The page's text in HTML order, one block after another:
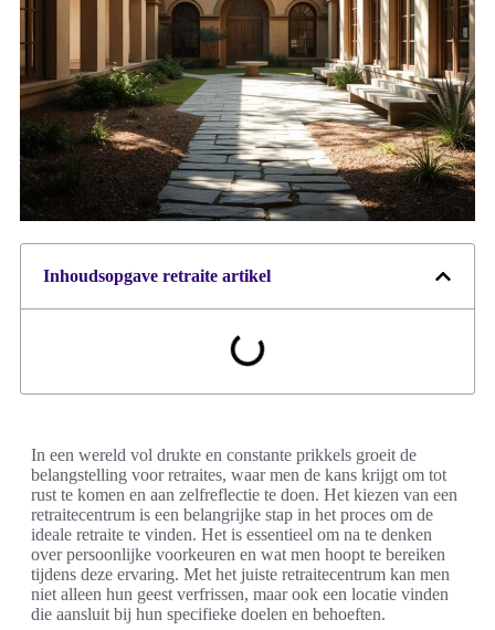
Inhoudsopgave retraite artikel
In een wereld vol drukte en constante prikkels groeit de
belangstelling voor retraites, waar men de kans krijgt om tot
rust te komen en aan zelfreflectie te doen. Het kiezen van een
retraitecentrum is een belangrijke stap in het proces om de
ideale retraite te vinden. Het is essentieel om na te denken
over persoonlijke voorkeuren en wat men hoopt te bereiken
tijdens deze ervaring. Met het juiste retraitecentrum kan men
niet alleen hun geest verfrissen, maar ook een locatie vinden
die aansluit bij hun specifieke doelen en behoeften.